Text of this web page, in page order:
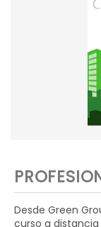
Desde Green
curso a